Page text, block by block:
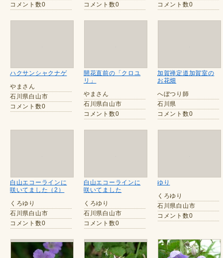
コメント数0
コメント数0
コメント数0
ハクサンシャクナゲ
やまさん
石川県白山市
コメント数0
開花直前の「クロユ
リ」
やまさん
石川県白山市
コメント数0
加賀禅定道加賀室の
お花畑
へぼつり師
石川県
コメント数0
白山エコーラインに
咲いてました（2）
くろゆり
石川県白山市
コメント数0
白山エコーラインに
咲いてました
くろゆり
石川県白山市
コメント数0
ゆり
くろゆり
石川県白山市
コメント数0